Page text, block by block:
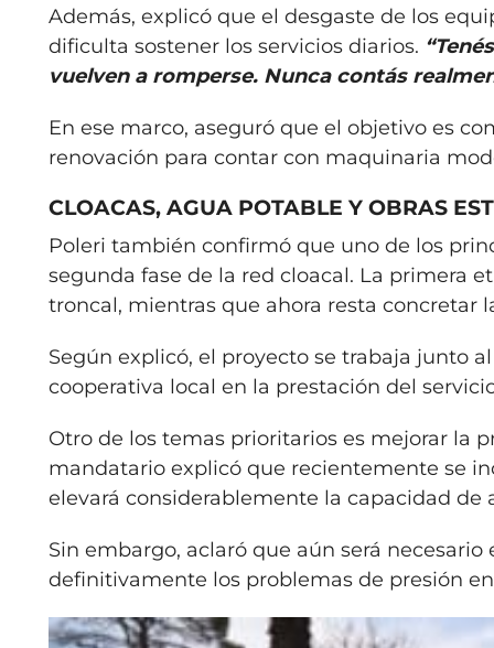
Además, explicó que el desgaste de los
dificulta sostener los servicios diarios.
vuelven a romperse. Nunca contás
En ese marco, aseguró que el objetivo es
renovación para contar con maquinaria
CLOACAS, AGUA POTABLE Y OBRAS
Poleri también confirmó que uno de los
segunda fase de la red cloacal. La primera
troncal, mientras que ahora resta concretar
Según explicó, el proyecto se trabaja junto
cooperativa local en la prestación del
Otro de los temas prioritarios es mejorar la
mandatario explicó que recientemente se
elevará considerablemente la capacidad
Sin embargo, aclaró que aún será
definitivamente los problemas de presión